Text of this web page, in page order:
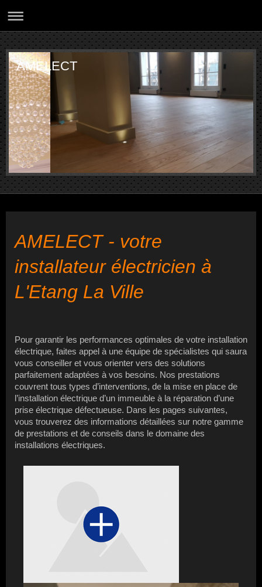
AMELECT
AMELECT - votre
installateur électricien à
L'Etang La Ville
Pour garantir les performances optimales de votre installation
électrique, faites appel à une équipe de spécialistes qui saura
vous conseiller et vous orienter vers des solutions
parfaitement adaptées à vos besoins. Nos prestations
couvrent tous types d’interventions, de la mise en place de
l’installation électrique d’un immeuble à la réparation d’une
prise électrique défectueuse. Dans les pages suivantes,
vous trouverez des informations détaillées sur notre gamme
de prestations et de conseils dans le domaine des
installations électriques.